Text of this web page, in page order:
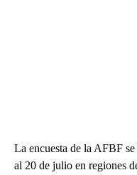
La encuesta de la AFBF
al 20 de julio en regiones